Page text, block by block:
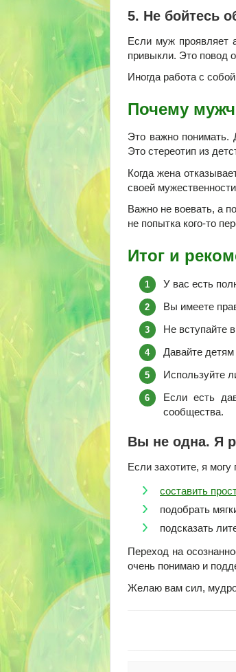
5. Не бойтесь
Если муж проявляет
привыкли. Это повод
Иногда работа с
Почему
Это важно понимать.
Это стереотип из
Когда жена
своей
Важно не воевать, а
не попытка кого-то
Итог и
У вас есть
Вы имеете
Не вступайте
Давайте
Используйте
Если есть
сообщества.
Вы не одна. Я
Если захотите, я
составить
подобрать
подсказать
Переход на
очень понимаю и
Желаю вам сил,